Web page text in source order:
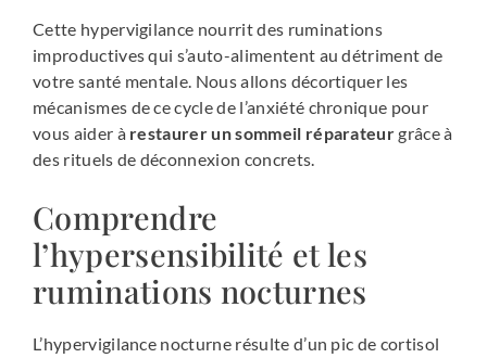
Cette hypervigilance nourrit des ruminations
improductives qui s’auto-alimentent au détriment de
votre santé mentale. Nous allons décortiquer les
mécanismes de ce cycle de l’anxiété chronique pour
vous aider à restaurer un sommeil réparateurgrâce à
des rituels de déconnexion concrets.
Comprendre
l’hypersensibilité et les
ruminations nocturnes
L’hypervigilance nocturne résulte d’un pic de cortisol